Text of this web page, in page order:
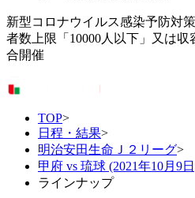
新型コロナウイルス感染予防対
者数上限「10000人以下」又は
合開催
TOP>
日程・結果>
明治安田生命Ｊ２リーグ>
甲府 vs 琉球 (2021年10月9
ラインナップ